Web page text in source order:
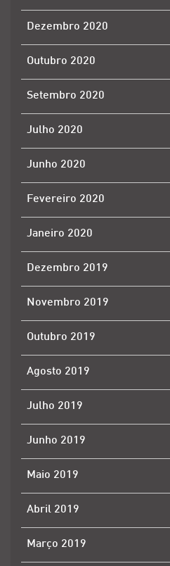
Dezembro 2020
Outubro 2020
Setembro 2020
Julho 2020
Junho 2020
Fevereiro 2020
Janeiro 2020
Dezembro 2019
Novembro 2019
Outubro 2019
Agosto 2019
Julho 2019
Junho 2019
Maio 2019
Abril 2019
Março 2019